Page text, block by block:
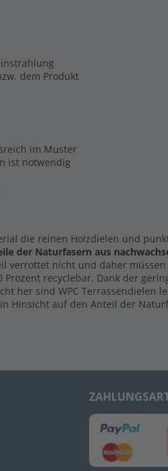
dem Produkt
im Muster
ist notwendig
die reinen Holzdielen und
der Naturfasern aus
nicht und daher müssen
recyclebar. Dank der
her sind WPC Terrassendielen
Hinsicht auf den Anteil der